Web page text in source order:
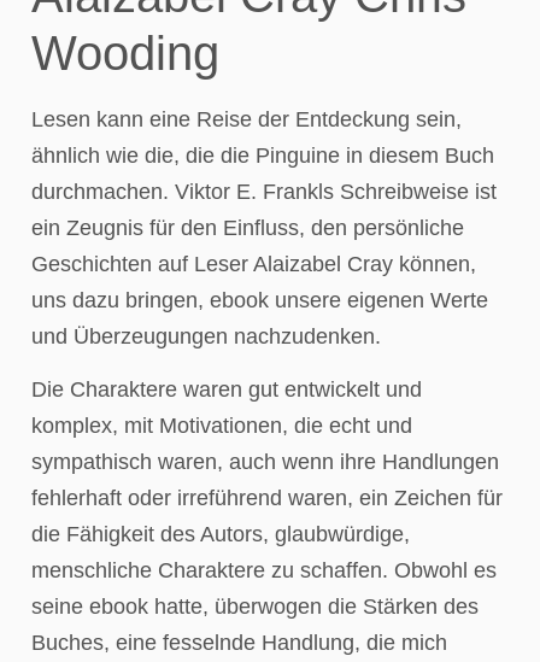
Wooding
Lesen kann eine Reise der Entdeckung sein,
ähnlich wie die, die die Pinguine in diesem Buch
durchmachen. Viktor E. Frankls Schreibweise ist
ein Zeugnis für den Einfluss, den persönliche
Geschichten auf Leser Alaizabel Cray können,
uns dazu bringen, ebook unsere eigenen Werte
und Überzeugungen nachzudenken.
Die Charaktere waren gut entwickelt und
komplex, mit Motivationen, die echt und
sympathisch waren, auch wenn ihre Handlungen
fehlerhaft oder irreführend waren, ein Zeichen für
die Fähigkeit des Autors, glaubwürdige,
menschliche Charaktere zu schaffen. Obwohl es
seine ebook hatte, überwogen die Stärken des
Buches, eine fesselnde Handlung, die mich